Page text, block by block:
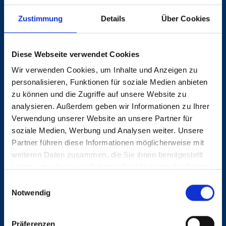
Zustimmung Details Über Cookies
Diese Webseite verwendet Cookies
Wir verwenden Cookies, um Inhalte und Anzeigen zu
personalisieren, Funktionen für soziale Medien anbieten
zu können und die Zugriffe auf unsere Website zu
analysieren. Außerdem geben wir Informationen zu Ihrer
Verwendung unserer Website an unsere Partner für
soziale Medien, Werbung und Analysen weiter. Unsere
Partner führen diese Informationen möglicherweise mit
weiteren Daten zusammen, die Sie ihnen bereitgestellt
Notwendig
Präferenzen
Glück erfahren wie wir. Wir alle sind anfällig
den anderen aus der Bahn werfen können,
unsere Existenz bedrohen und uns in
scheinbar unüberwindbare Nöte stürzen
können. In solchen Momenten bedeutet
Unterstützung oft den Unterschied zwischen
Hoffnung und Verzweiflung, zwischen
Überleben und Untergang.
Wir glauben fest daran, dass jeder von uns,
wenn er nur seine Hand ausstreckt, einen
bedeutsamen Unterschied machen kann.